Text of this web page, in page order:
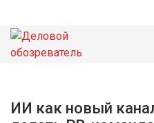
НОВОСТИ
ИИ как новый